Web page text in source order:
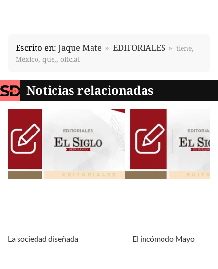
Escrito en: Jaque Mate EDITORIALES
tiene,
México, que,, oficial
Noticias relacionadas
La sociedad diseñada El incómodo Mayo